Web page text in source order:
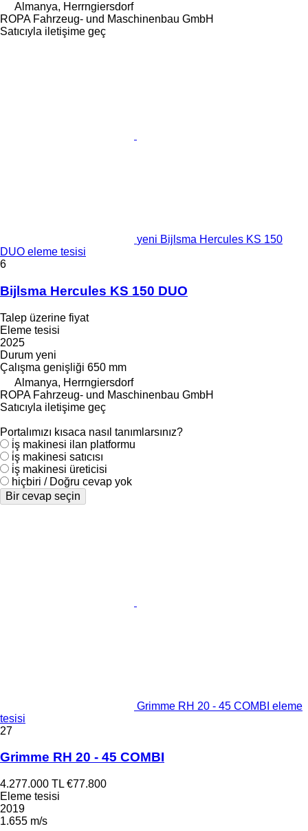
Almanya, Herrngiersdorf
ROPA Fahrzeug- und Maschinenbau GmbH
Satıcıyla iletişime geç
yeni Bijlsma Hercules KS 150
DUO eleme tesisi
6
Bijlsma Hercules KS 150 DUO
Talep üzerine fiyat
Eleme tesisi
2025
Durum yeni
Çalışma genişliği 650 mm
Almanya, Herrngiersdorf
ROPA Fahrzeug- und Maschinenbau GmbH
Satıcıyla iletişime geç
Portalımızı kısaca nasıl tanımlarsınız?
i̇ş makinesi ilan platformu
i̇ş makinesi satıcısı
i̇ş makinesi üreticisi
hiçbiri / Doğru cevap yok
Bir cevap seçin
Grimme RH 20 - 45 COMBI eleme
tesisi
27
Grimme RH 20 - 45 COMBI
4.277.000 TL €77.800
Eleme tesisi
2019
1.655 m/s